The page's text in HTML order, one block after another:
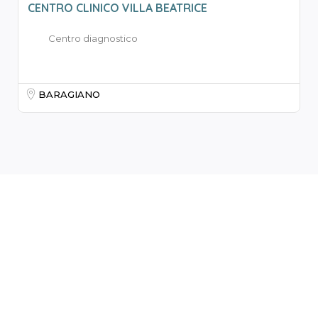
CENTRO CLINICO VILLA BEATRICE
Centro diagnostico
BARAGIANO